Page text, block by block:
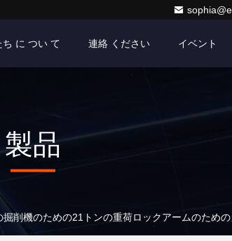
ち に つい て 連絡 ください イベント
製品
削機のための21トンの重荷ロックアームのため